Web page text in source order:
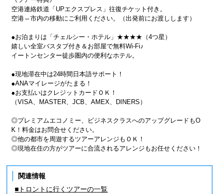
空港連絡鉄道「UPエクスプレス」往復チケット付き。
空港⇔市内の移動にご利用ください。（出発前にお渡しします）
●お泊まりは「チェルシー・ホテル」★★★★（4つ星）
嬉しい全室バスタブ付き＆お部屋で無料Wi-Fi♪
イートンセンター徒歩圏内の便利なホテル。
●現地滞在中は24時間日本語サポート！
●ANAマイレージがたまる！
●お支払いはクレジットカードＯＫ！
（VISA、MASTER、JCB、AMEX、DINERS）
◎プレミアムエコノミー、ビジネスクラスへのアップグレードもO
K！料金はお問合せください。
◎他の都市を周遊するツアーアレンジもＯＫ！
◎現地在住の方がツアーに合流されるアレンジもお任せください！
関連情報
■トロントに行くツアーの一覧